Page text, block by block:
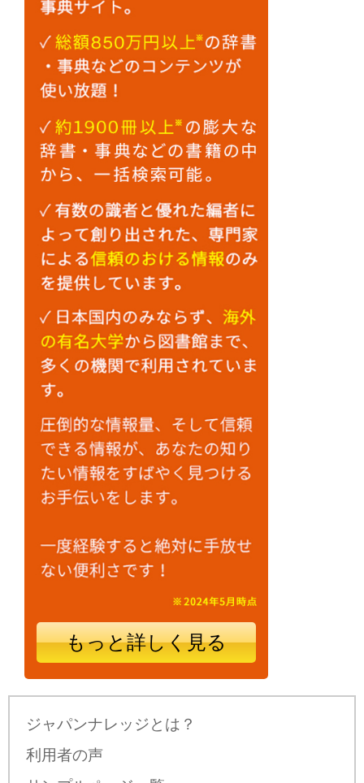
もっと詳しく見る
ジャパンナレッジとは？
利用者の声